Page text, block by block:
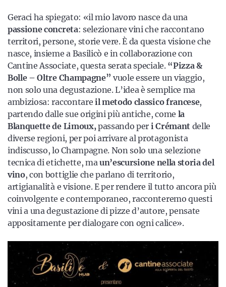
Geraci ha spiegato: «il mio lavoro nasce da una
passione concreta: selezionare vini che raccontano
territori, persone, storie vere. È da questa visione che
nasce, insieme a Basilicò e in collaborazione con
Cantine Associate, questa serata speciale. “Pizza &
Bolle – Oltre Champagne” vuole essere un viaggio,
non solo una degustazione. L’idea è semplice ma
ambiziosa: raccontare il metodo classico francese,
partendo dalle sue origini più antiche, come la
Blanquette de Limoux,passando per i Crémantdelle
diverse regioni, per poi arrivare al protagonista
indiscusso, lo Champagne. Non solo una selezione
tecnica di etichette, maun’escursione nella storia del
vino, con bottiglie che parlano di territorio,
artigianalità e visione. E per rendere il tutto ancora più
coinvolgente e contemporaneo, racconteremo questi
vini a una degustazione di pizze d’autore, pensate
appositamente per dialogare con ogni calice».